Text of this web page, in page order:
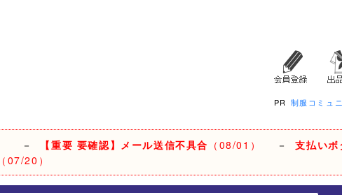
PR 制服コミュ
－ 【重要 要確認】メール送信不具合 （08/01） －支払い
（07/20）